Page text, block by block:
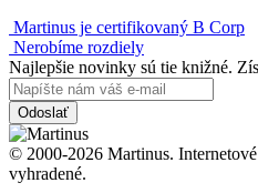
Martinus je certifikovaný B Corp
Nerobíme rozdiely
Najlepšie novinky sú tie knižné.
Odoslať
© 2000-2026 Martinus.
vyhradené.